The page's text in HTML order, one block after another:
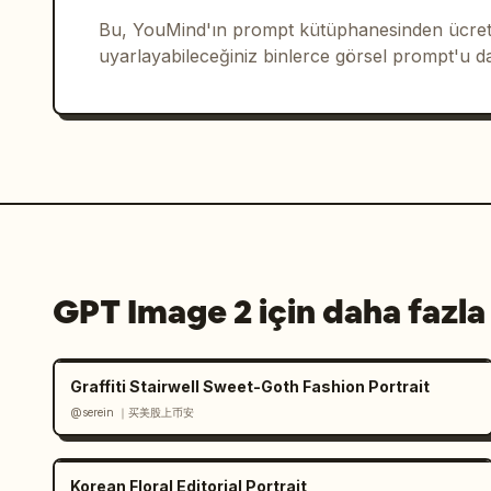
yapılandırılmış ipek bluz, yüksek
kemer, lacivert-beyaz makosenler ve
beyaz bilekten bağlamalı
Parçalar","position":"sağ
mini çanta","Emaye
orta","count":5,"labels":["İşe
Etkinlik","Şehir
alt","count":4,"notes":["Yüksek bel
beyaz uyumuyla bütünlük
Bu, YouMind'ın prompt kütüphanesinden
uyarlayabileceğiniz binlerce görsel prompt'u
GPT Image 2 için daha fazla
Graffiti Stairwell Sweet-Goth Fashion Portrait
@serein ｜买美股上币安
Korean Floral Editorial Portrait